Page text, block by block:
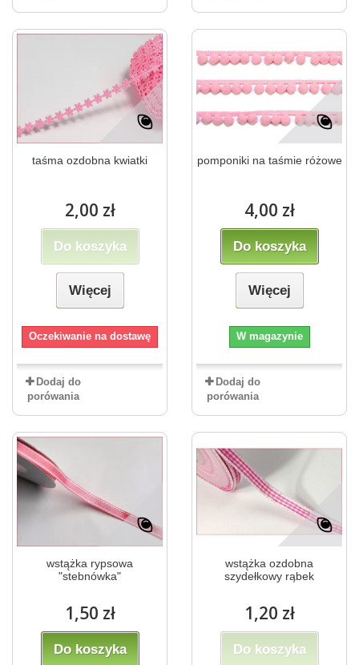
taśma ozdobna kwiatki
2,00 zł
Do koszyka
Więcej
Oczekiwanie na dostawę
Dodaj do
porówania
pomponiki na taśmie różowe
4,00 zł
Do koszyka
Więcej
W magazynie
Dodaj do
porówania
wstążka rypsowa
"stebnówka"
1,50 zł
Do koszyka
wstążka ozdobna
szydełkowy rąbek
1,20 zł
Do koszyka